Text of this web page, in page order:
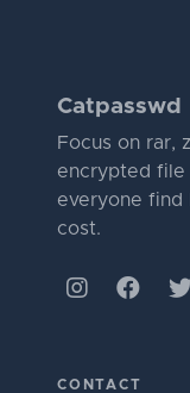
Catpasswd
Focus on rar,
encrypted file
everyone find
cost.
CONTACT